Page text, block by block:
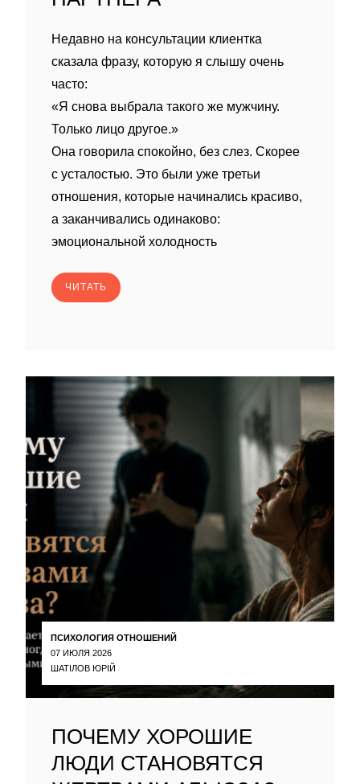
Недавно на консультации клиентка
сказала фразу, которую я слышу очень
часто:
«Я снова выбрала такого же мужчину.
Только лицо другое.»
Она говорила спокойно, без слез. Скорее
с усталостью. Это были уже третьи
отношения, которые начинались красиво,
а заканчивались одинаково:
эмоциональной холодность
ЧИТАТЬ
ПСИХОЛОГИЯ ОТНОШЕНИЙ
07 ИЮЛЯ 2026
ШАТІЛОВ ЮРІЙ
ПОЧЕМУ ХОРОШИЕ
ЛЮДИ СТАНОВЯТСЯ